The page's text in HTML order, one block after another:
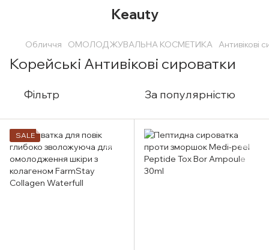
Keauty
Обличчя ОМОЛОДЖУВАЛЬНА КОСМЕТИКА Антивікові
Корейські Антивікові сироватки
Фільтр За популярністю
SALE